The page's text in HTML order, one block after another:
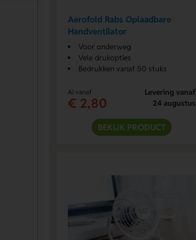
Aerofold Rabs Oplaadbare
Handventilator
Voor onderweg
Vele drukopties
Bedrukken vanaf 50 stuks
Al vanaf
€ 2,80
Levering vanaf
24 augustus
BEKIJK PRODUCT